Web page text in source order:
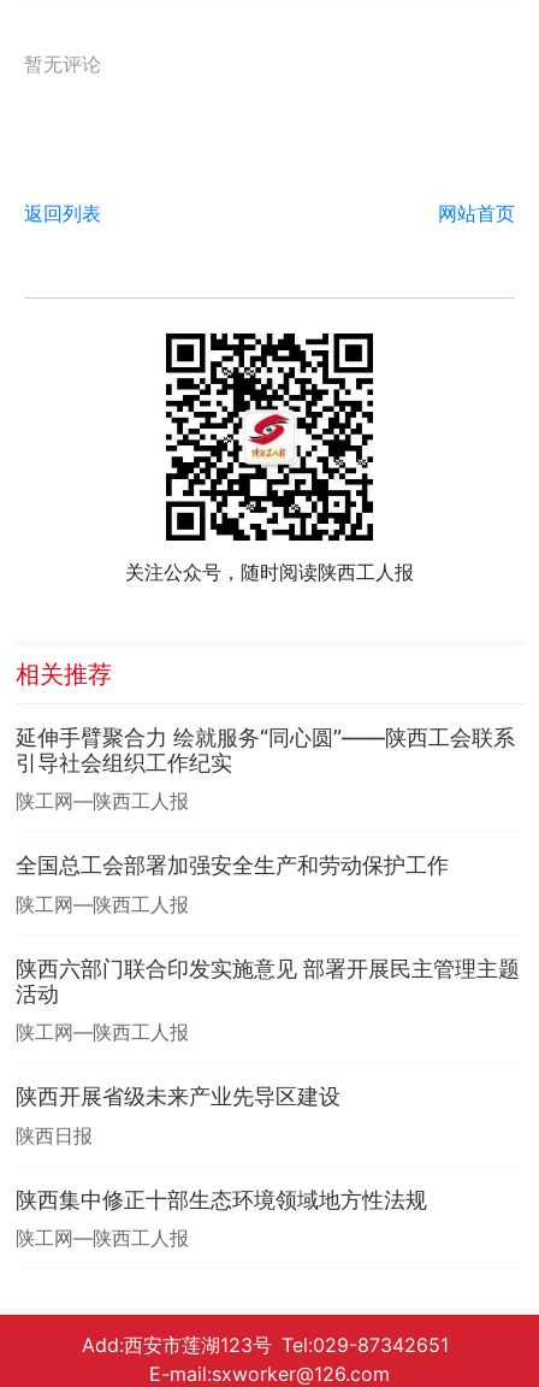
暂无评论
返回列表 网站首页
关注公众号，随时阅读陕西工人报
相关推荐
延伸手臂聚合力 绘就服务“同心圆”——陕西工会联系
引导社会组织工作纪实
陕工网—陕西工人报
全国总工会部署加强安全生产和劳动保护工作
陕工网—陕西工人报
陕西六部门联合印发实施意见 部署开展民主管理主题
活动
陕工网—陕西工人报
陕西开展省级未来产业先导区建设
陕西日报
陕西集中修正十部生态环境领域地方性法规
陕工网—陕西工人报
Add:西安市莲湖123号 Tel:029-87342651
E-mail:sxworker@126.com